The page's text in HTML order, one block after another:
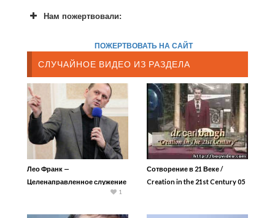
Нам пожертвовали:
ПОЖЕРТВОВАТЬ НА САЙТ
СЛУЧАЙНОЕ ВИДЕО ИЗ РАЗДЕЛА
Лео Франк —
Целенаправленное служение
1
Сотворение в 21 Веке /
Creation in the 21st Century 05